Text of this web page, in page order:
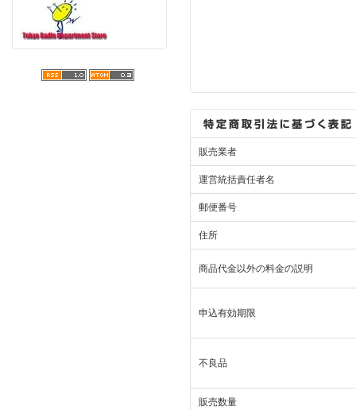
販売業者
運営統括責任者名
郵便番号
住所
商品代金以外の料金の説明
申込有効期限
不良品
販売数量